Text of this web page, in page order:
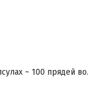
~ 100 прядей